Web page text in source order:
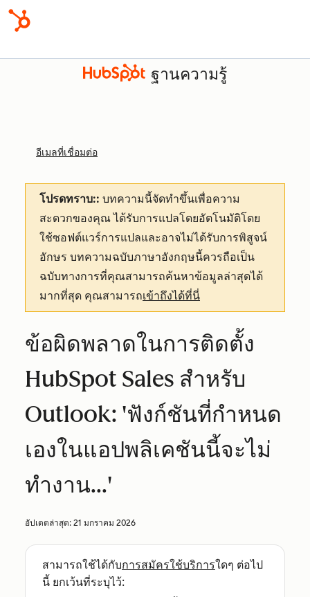
ฐานความรู้
อีเมลที่เชื่อมต่อ
โปรดทราบ:: บทความนี้จัดทำขึ้นเพื่อความ
สะดวกของคุณได้รับการแปลโดยอัตโนมัติโดย
ใช้ซอฟต์แวร์การแปลและอาจไม่ได้รับการพิสูจน์
อักษร บทความฉบับภาษาอังกฤษนี้ควรถือเป็น
ฉบับทางการที่คุณสามารถค้นหาข้อมูลล่าสุดได้
มากที่สุด คุณสามารถเข้าถึงได้ที่นี่
ข้อผิดพลาดในการติดตั้ง
HubSpot Sales สำหรับ
Outlook: 'ฟังก์ชันที่กำหนด
เองในแอปพลิเคชันนี้จะไม่
ทำงาน...'
อัปเดตล่าสุด: 21 มกราคม 2026
สามารถใช้ได้กับการสมัครใช้บริการใดๆ ต่อไป
นี้ ยกเว้นที่ระบุไว้: